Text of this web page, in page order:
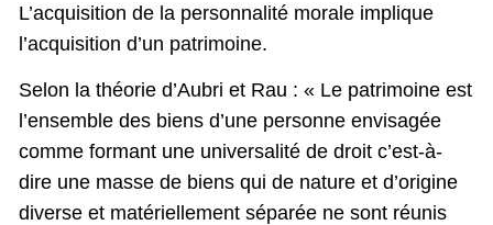
L’acquisition de la personnalité morale implique
l’acquisition d’un patrimoine.
Selon la théorie d’Aubri et Rau : « Le patrimoine est
l’ensemble des biens d’une personne envisagée
comme formant une universalité de droit c’est-à-
dire une masse de biens qui de nature et d’origine
diverse et matériellement séparée ne sont réunis